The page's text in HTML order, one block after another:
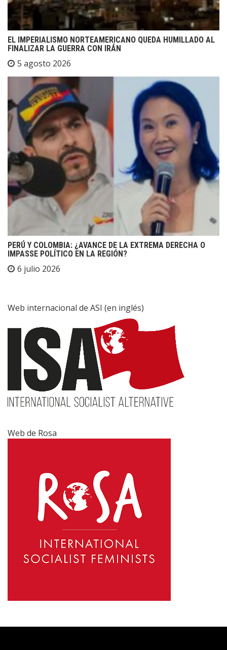
EL IMPERIALISMO NORTEAMERICANO QUEDA HUMILLADO AL
FINALIZAR LA GUERRA CON IRÁN
5 agosto 2026
PERÚ Y COLOMBIA: ¿AVANCE DE LA EXTREMA DERECHA O
IMPASSE POLÍTICO EN LA REGIÓN?
6 julio 2026
Web internacional de ASI (en inglés)
Web de Rosa